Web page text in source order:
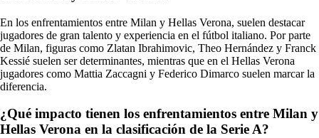
En los enfrentamientos entre Milan y Hellas Verona, suelen destacar
jugadores de gran talento y experiencia en el fútbol italiano. Por parte
de Milan, figuras como Zlatan Ibrahimovic, Theo Hernández y Franck
Kessié suelen ser determinantes, mientras que en el Hellas Verona
jugadores como Mattia Zaccagni y Federico Dimarco suelen marcar la
diferencia.
¿Qué impacto tienen los enfrentamientos entre Milan y
Hellas Verona en la clasificación de la Serie A?